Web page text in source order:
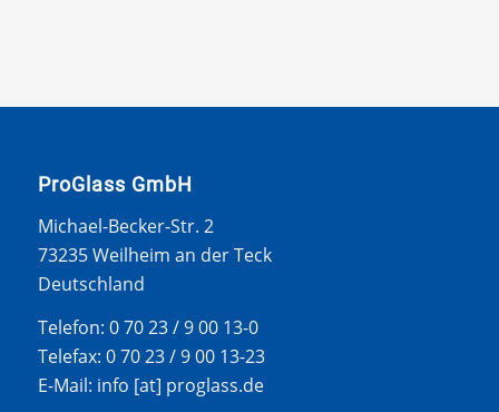
ProGlass GmbH
Michael-Becker-Str. 2
73235 Weilheim an der Teck
Deutschland
Telefon: 0 70 23 / 9 00 13-0
Telefax: 0 70 23 / 9 00 13-23
E-Mail: info [at] proglass.de